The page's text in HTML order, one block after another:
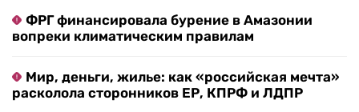
ФРГ финансировала бурение в Амазонии
вопреки климатическим правилам
Мир, деньги, жилье: как «российская мечта»
расколола сторонников ЕР, КПРФ и ЛДПР